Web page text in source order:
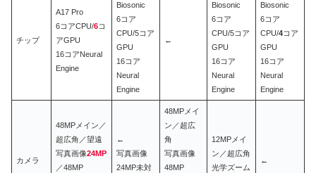
チップ
A17 Pro
6コアCPU/6コ
アGPU
16コアNeural
Engine
Biosonic
6コア
CPU/5コア
GPU
16コア
Neural
Engine
←
Biosonic
6コア
CPU/5コア
GPU
16コア
Neural
Engine
Biosonic
6コア
CPU/4コア
GPU
16コア
Neural
Engine
カメラ
48MPメイン／
超広角／望遠
写真画像24MP
／48MP
←
写真画像
24MP未対
48MPメイ
ン／超広
角
写真画像
48MP
12MPメイ
ン／超広角
光学ズーム
←